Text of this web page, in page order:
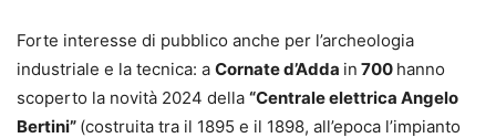
Forte interesse di pubblico anche per l’archeologia
industriale e la tecnica: a Cornate d’Adda in 700 hanno
scoperto la novità 2024 della “Centrale elettrica Angelo
Bertini” (costruita tra il 1895 e il 1898, all’epoca l’impianto